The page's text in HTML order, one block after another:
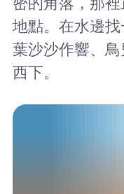
地點。在水邊
葉沙沙作響、
西下。